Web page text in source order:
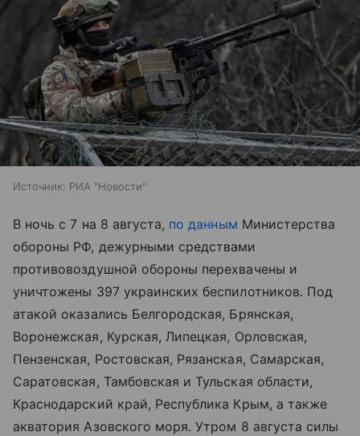
Источник: РИА "Новости"
В ночь с 7 на 8 августа, по данным Министерства
обороны РФ, дежурными средствами
противовоздушной обороны перехвачены и
уничтожены 397 украинских беспилотников. Под
атакой оказались Белгородская, Брянская,
Воронежская, Курская, Липецкая, Орловская,
Пензенская, Ростовская, Рязанская, Самарская,
Саратовская, Тамбовская и Тульская области,
Краснодарский край, Республика Крым, а также
акваторияАзовского моря. Утром 8 августа силы